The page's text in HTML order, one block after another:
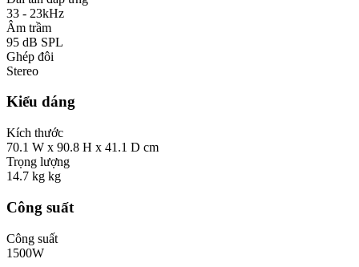
33 - 23kHz
Âm trầm
95 dB SPL
Ghép đôi
Stereo
Kiểu dáng
Kích thước
70.1 W x 90.8 H x 41.1 D cm
Trọng lượng
14.7 kg kg
Công suất
Công suất
1500W